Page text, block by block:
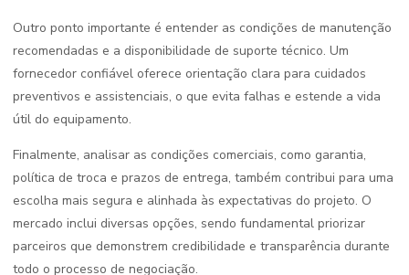
Outro ponto importante é entender as condições de manutenção
recomendadas e a disponibilidade de suporte técnico. Um
fornecedor confiável oferece orientação clara para cuidados
preventivos e assistenciais, o que evita falhas e estende a vida
útil do equipamento.
Finalmente, analisar as condições comerciais, como garantia,
política de troca e prazos de entrega, também contribui para uma
escolha mais segura e alinhada às expectativas do projeto. O
mercado inclui diversas opções, sendo fundamental priorizar
parceiros que demonstrem credibilidade e transparência durante
todo o processo de negociação.